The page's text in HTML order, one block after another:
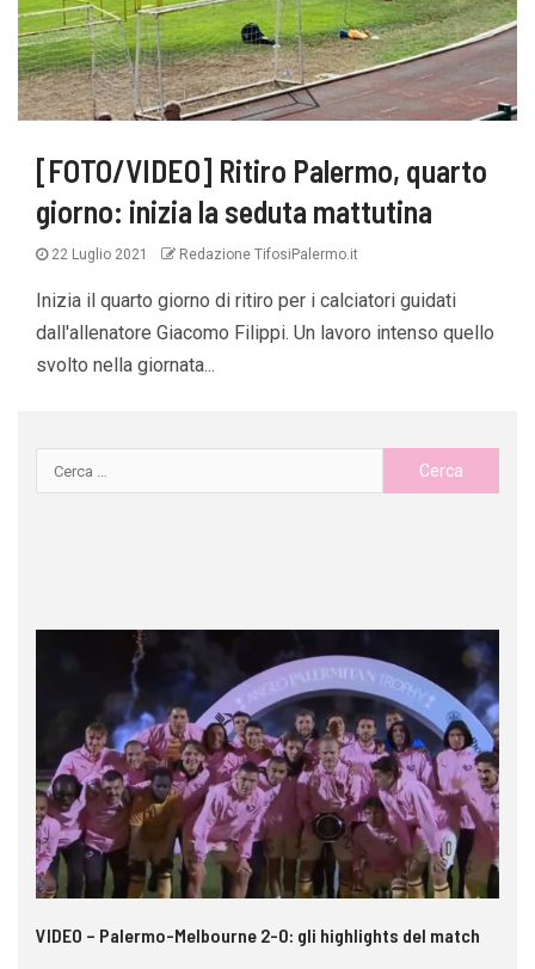
[FOTO/VIDEO] Ritiro Palermo, quarto
giorno: inizia la seduta mattutina
22 Luglio 2021 Redazione TifosiPalermo.it
Inizia il quarto giorno di ritiro per i calciatori guidati
dall'allenatore Giacomo Filippi. Un lavoro intenso quello
svolto nella giornata...
VIDEO – Palermo-Melbourne 2-0: gli highlights del match